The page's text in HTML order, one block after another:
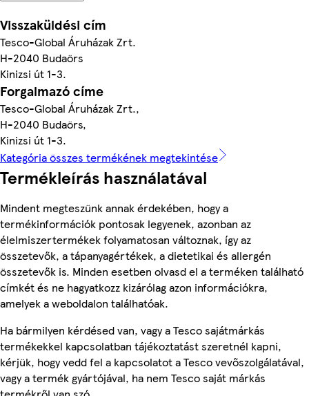
Visszaküldési cím
Tesco-Global Áruházak Zrt.
H-2040 Budaörs
Kinizsi út 1-3.
Forgalmazó címe
Tesco-Global Áruházak Zrt.,
H-2040 Budaörs,
Kinizsi út 1-3.
Kategória összes termékének megtekintése
Termékleírás használatával
Mindent megteszünk annak érdekében, hogy a
termékinformációk pontosak legyenek, azonban az
élelmiszertermékek folyamatosan változnak, így az
összetevők, a tápanyagértékek, a dietetikai és allergén
összetevők is. Minden esetben olvasd el a terméken található
címkét és ne hagyatkozz kizárólag azon információkra,
amelyek a weboldalon találhatóak.
Ha bármilyen kérdésed van, vagy a Tesco sajátmárkás
termékekkel kapcsolatban tájékoztatást szeretnél kapni,
kérjük, hogy vedd fel a kapcsolatot a Tesco vevőszolgálatával,
vagy a termék gyártójával, ha nem Tesco saját márkás